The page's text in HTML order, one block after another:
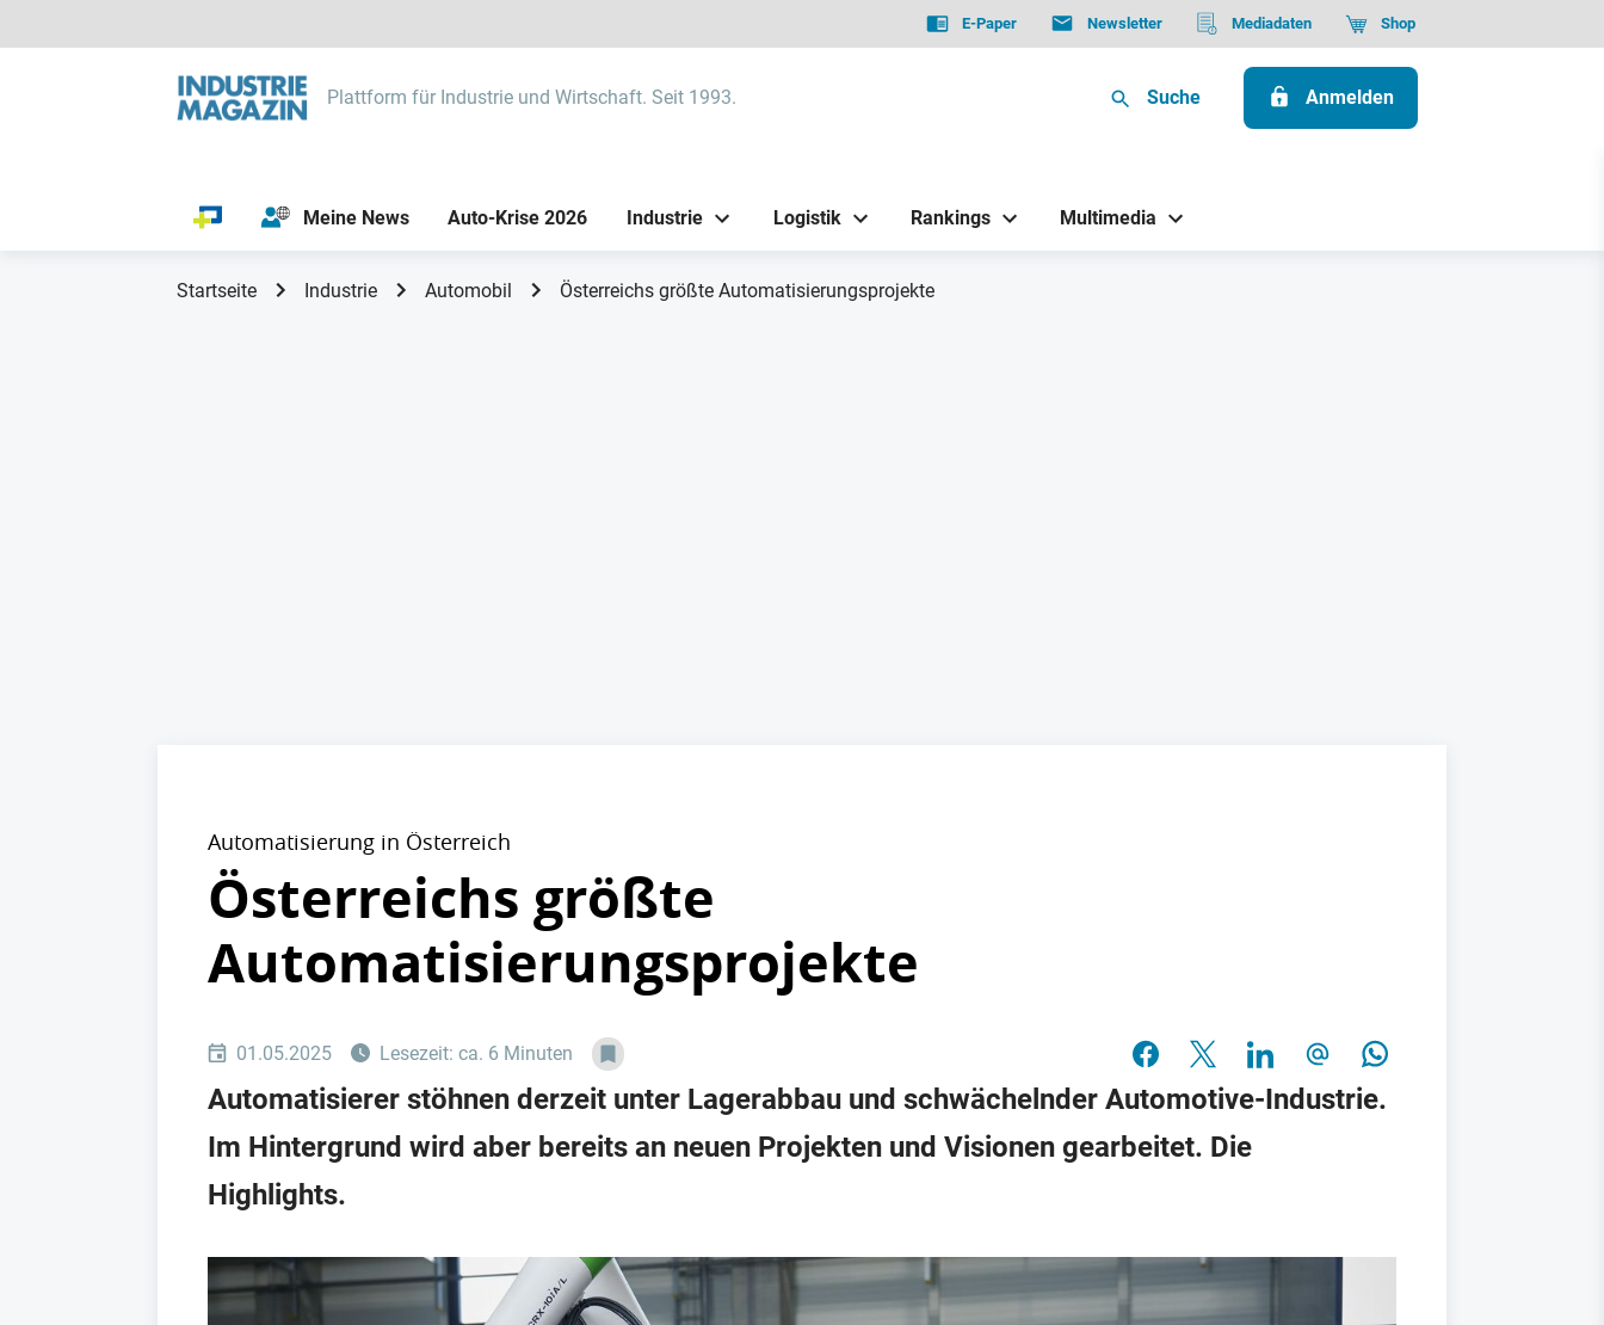
E-Paper Newsletter Mediadaten Shop
Plattform für Industrie und Wirtschaft. Seit 1993. Suche Anmelden
Meine News Auto-Krise 2026 Industrie Logistik Rankings Multimedia
Startseite Industrie Automobil Österreichs größte Automatisierungsprojekte
Automatisierung in Österreich
Österreichs größte
Automatisierungsprojekte
01.05.2025 Lesezeit: ca. 6 Minuten
Automatisierer stöhnen derzeit unter Lagerabbau und schwächelnder Automotive-Industrie.
Im Hintergrund wird aber bereits an neuen Projekten und Visionen gearbeitet. Die
Highlights.